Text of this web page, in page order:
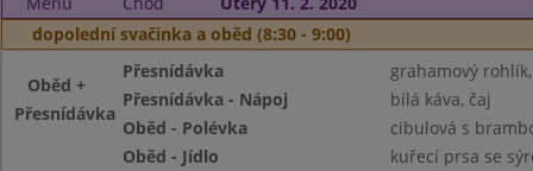
dopolední svačinka a oběd (8:30 - 9:00)
Oběd +
Přesnídávka
Přesnídávka
grahamový
Přesnídávka - Nápoj
bílá káva, čaj
Oběd - Polévka
cibulová s
Oběd - Jídlo
kuřecí prsa se